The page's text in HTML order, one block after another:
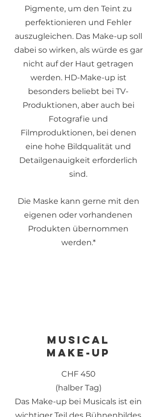
Pigmente, um den Teint zu
perfektionieren und Fehler
auszugleichen. Das Make-up soll
dabei so wirken, als würde es gar
nicht auf der Haut getragen
werden. HD-Make-up ist
besonders beliebt bei TV-
Produktionen, aber auch bei
Fotografie und
Filmproduktionen, bei denen
eine hohe Bildqualität und
Detailgenauigkeit erforderlich
sind.
Die Maske kann gerne mit den
eigenen oder vorhandenen
Produkten übernommen
werden.*
Musical
Make-up
CHF 450
(halber Tag)
Das Make-up bei Musicals ist ein